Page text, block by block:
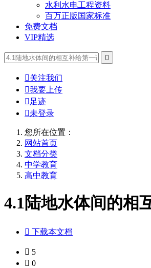
水利水电工程资料
百万正版国家标准
免费文档
VIP精选

关注我们
我要上传
 足迹
未登录
您所在位置：
网站首页
文档分类
中学教育
高中教育
4.1陆地水体间的相
 下载本文档
 5
 0